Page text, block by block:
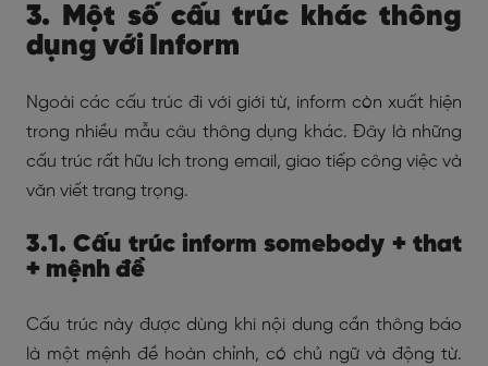
3. Một số cấu trúc khác thông
dụng với Inform
Ngoài các cấu trúc đi với giới từ, inform còn xuất hiện
trong nhiều mẫu câu thông dụng khác. Đây là những
cấu trúc rất hữu ích trong email, giao tiếp công việc và
văn viết trang trọng.
3.1. Cấu trúc inform somebody + that
+ mệnh đề
Cấu trúc này được dùng khi nội dung cần thông báo
là một mệnh đề hoàn chỉnh, có chủ ngữ và động từ.